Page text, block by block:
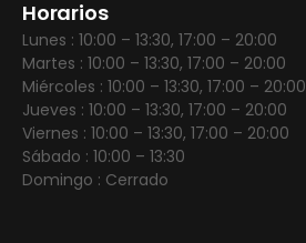
Horarios
Lunes : 10:00 – 13:30, 17:00 – 20:00
Martes : 10:00 – 13:30, 17:00 – 20:00
Miércoles : 10:00 – 13:30, 17:00 – 20:00
Jueves : 10:00 – 13:30, 17:00 – 20:00
Viernes : 10:00 – 13:30, 17:00 – 20:00
Sábado : 10:00 – 13:30
Domingo : Cerrado